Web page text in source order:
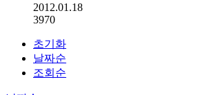
2012.01.18
3970
초기화
날짜순
조회순